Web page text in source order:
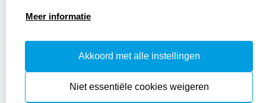
Productinformatie:
Instructiepagina
Safety Sheets
Meer informatie
Akkoord met alle instellingen
Niet essentiële cookies weigeren